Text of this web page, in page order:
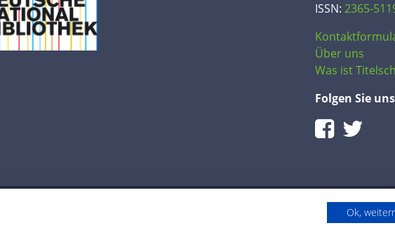
ISSN: 2365-
Über uns
Was ist
Folgen Sie uns
Ok,